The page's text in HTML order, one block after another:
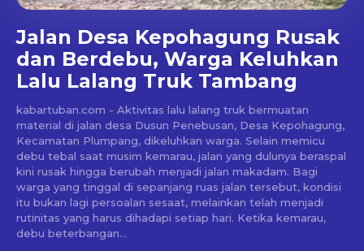
Jalan Desa Kepohagung Rusak
dan Berdebu, Warga Keluhkan
Lalu Lalang Truk Tambang
kabartuban.com - Aktivitas lalu lalang truk bermuatan
material di jalan desa Dusun Penebusan, Desa Kepohagung,
Kecamatan Plumpang, dikeluhkan warga. Selain memicu
debu tebal saat musim kemarau, jalan yang dulunya beraspal
kini rusak hingga berubah menjadi jalan makadam. Bagi
warga yang tinggal di sepanjang ruas jalan tersebut, kondisi
itu bukan lagi persoalan sesaat, melainkan telah menjadi
rutinitas yang harus dihadapi setiap hari. Ketika kemarau,
debu beterbangan...